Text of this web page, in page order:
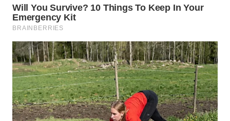
WAHANA
HEALTH
WAHANA
DESA
WISATA
LAPAK
WAHANA